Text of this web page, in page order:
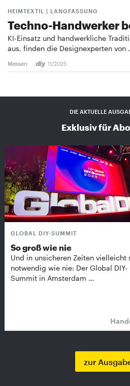
HEIMTEXTIL | LANGFASSUNG
Techno-Handwerker
KI-Einsatz und handwerkliche
aus, finden die Designexperten von
Messen 11/2025
DIE AKTUELLE
Exklusiv für
GLOBAL DIY-SUMMIT
So groß wie nie
Und in unsicheren Zeiten vielleicht
notwendig wie nie: Der Global DIY-
Summit in Amsterdam …
zur